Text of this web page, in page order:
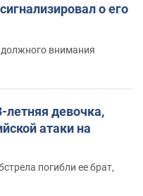
о его
внимания
летняя девочка,
атаки на
погибли ее брат,